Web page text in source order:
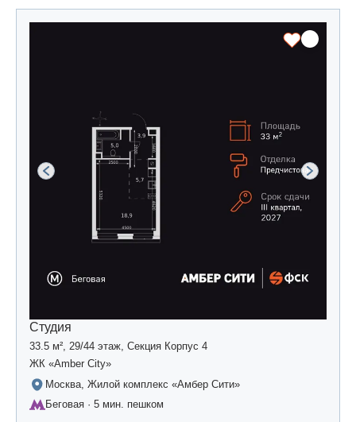
Студия
33.5 м², 29/44 этаж, Секция Корпус 4
ЖК «Amber Сity»
Москва, Жилой комплекс «Амбер Сити»
Беговая · 5 мин. пешком